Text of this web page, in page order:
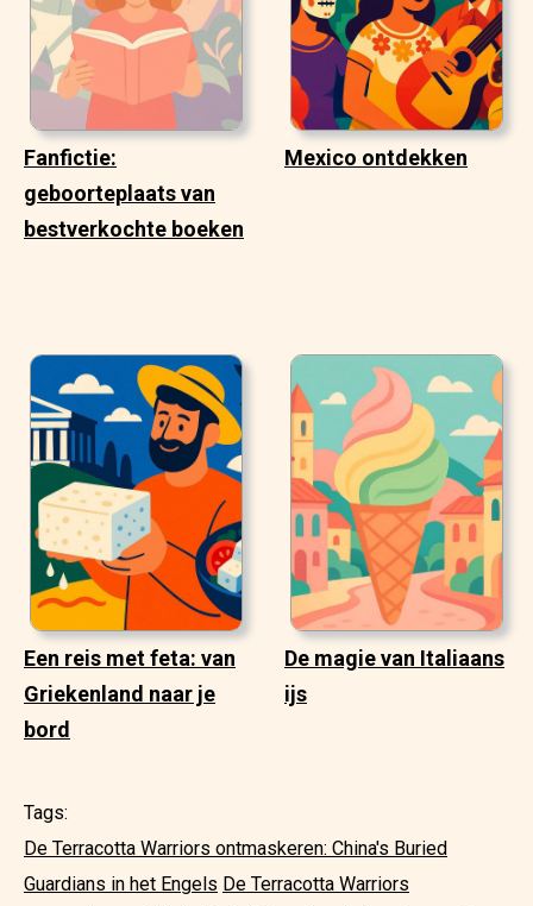
Fanfictie:
geboorteplaats van
bestverkochte boeken
Mexico ontdekken
Een reis met feta: van
Griekenland naar je
bord
De magie van Italiaans
ijs
Tags:
De Terracotta Warriors ontmaskeren: China's Buried
Guardians in het Engels De Terracotta Warriors